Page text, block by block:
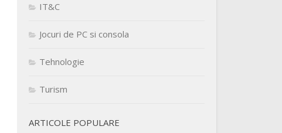
IT&C
Jocuri de PC si consola
Tehnologie
Turism
ARTICOLE POPULARE